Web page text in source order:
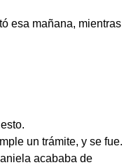
esa mañana, mientras
un trámite, y se fue.
acababa de